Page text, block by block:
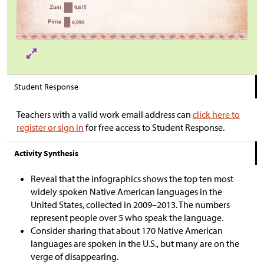
Student Response
Teachers with a valid work email address can click here to
register or sign in for free access to Student Response.
Activity Synthesis
Reveal that the infographics shows the top ten most
widely spoken Native American languages in the
United States, collected in 2009–2013. The numbers
represent people over 5 who speak the language.
Consider sharing that about 170 Native American
languages are spoken in the U.S., but many are on the
verge of disappearing.